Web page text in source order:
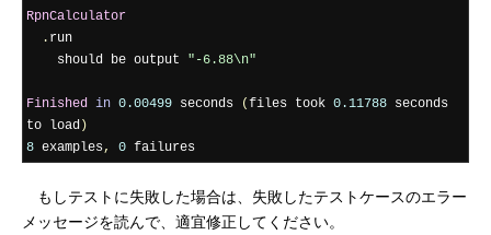
RpnCalculator
. run
    should be output
"-6.88\n"
Finished in 0.00499 seconds (files took 0.11788 seconds
to load )
8 examples, 0 failures
もしテストに失敗した場合は、失敗したテストケースのエラー
メッセージを読んで、適宜修正してください。